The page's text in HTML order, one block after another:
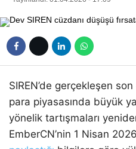
SIREN’de gerçekleşen
para piyasasında büyük
yönelik tartışmaları
EmberCN’nin 1 Nisan